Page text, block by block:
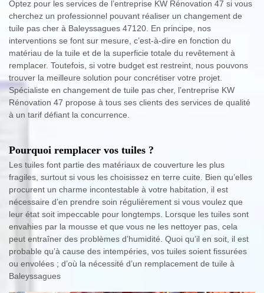
Optez pour les services de l’entreprise KW Rénovation 47 si vous
cherchez un professionnel pouvant réaliser un changement de
tuile pas cher à Baleyssagues 47120. En principe, nos
interventions se font sur mesure, c’est-à-dire en fonction du
matériau de la tuile et de la superficie totale du revêtement à
remplacer. Toutefois, si votre budget est restreint, nous pouvons
trouver la meilleure solution pour concrétiser votre projet.
Spécialiste en changement de tuile pas cher, l’entreprise KW
Rénovation 47 propose à tous ses clients des services de qualité
à un tarif défiant la concurrence.
Pourquoi remplacer vos tuiles ?
Les tuiles font partie des matériaux de couverture les plus
fragiles, surtout si vous les choisissez en terre cuite. Bien qu’elles
procurent un charme incontestable à votre habitation, il est
nécessaire d’en prendre soin régulièrement si vous voulez que
leur état soit impeccable pour longtemps. Lorsque les tuiles sont
envahies par la mousse et que vous ne les nettoyer pas, cela
peut entraîner des problèmes d’humidité. Quoi qu’il en soit, il est
probable qu’à cause des intempéries, vos tuiles soient fissurées
ou envolées ; d’où la nécessité d’un remplacement de tuile à
Baleyssagues